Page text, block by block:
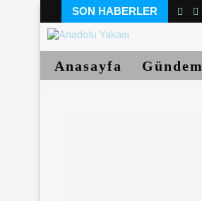
SON HABERLER
Anasayfa Gündem